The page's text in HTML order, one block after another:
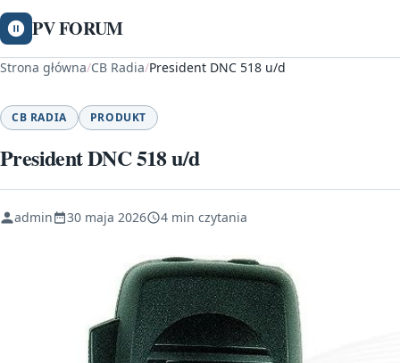
PV FORUM
Strona główna/CB Radia/President DNC 518 u/d
CB RADIA PRODUKT
President DNC 518 u/d
admin 30 maja 2026 4 min czytania